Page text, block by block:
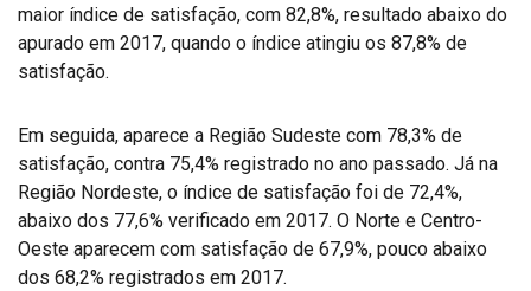
maior índice de satisfação, com 82,8%, resultado abaixo do
apurado em 2017, quando o índice atingiu os 87,8% de
satisfação.
Em seguida, aparece a Região Sudeste com 78,3% de
satisfação, contra 75,4% registrado no ano passado. Já na
Região Nordeste, o índice de satisfação foi de 72,4%,
abaixo dos 77,6% verificado em 2017. O Norte e Centro-
Oeste aparecem com satisfação de 67,9%, pouco abaixo
dos 68,2% registrados em 2017.